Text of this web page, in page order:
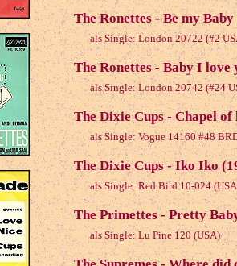
The Ronettes - Be my
als Single: London 20722 (#2
The Ronettes - Baby I love
als Single: London 20742 (#24
The Dixie Cups - Chapel of
als Single: Vogue 14160 #48
The Dixie Cups - Iko Iko
als Single: Red Bird 10-024
The Primettes - Pretty
als Single: Lu Pine 120 (USA)